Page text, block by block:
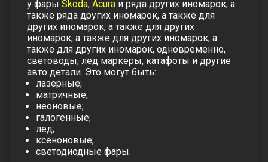
у фары Skoda, Acura и ряда других иномарок, а
также ряда других иномарок, а также для
других иномарок, а также для других
иномарок, а также для других иномарок, а
также для других иномарок, одновременно,
световоды, лед маркеры, катафоты и другие
авто детали. Это могут быть:
лазерные;
матричные;
неоновые;
галогенные;
лед;
ксеноновые;
светодиодные фары.